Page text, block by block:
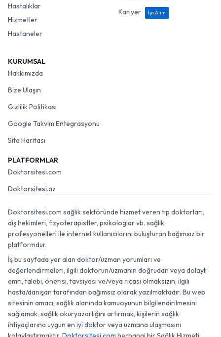
Hastalıklar
Hizmetler
Hastaneler
Kariyer
İşe Alım
KURUMSAL
Hakkımızda
Bize Ulaşın
Gizlilik Politikası
Google Takvim Entegrasyonu
Site Haritası
PLATFORMLAR
Doktorsitesi.com
Doktorsitesi.az
Doktorsitesi.com sağlık sektöründe hizmet veren tıp doktorları,
diş hekimleri, fizyoterapistler, psikologlar vb. sağlık
profesyonelleri ile internet kullanıcılarını buluşturan bağımsız bir
platformdur.
İş bu sayfada yer alan doktor/uzman yorumları ve
değerlendirmeleri, ilgili doktorun/uzmanın doğrudan veya dolaylı
emri, talebi, önerisi, tavsiyesi ve/veya ricası olmaksızın, ilgili
hasta/danışan tarafından bağımsız olarak yazılmaktadır. Bu web
sitesinin amacı, sağlık alanında kamuoyunun bilgilendirilmesini
sağlamak, sağlık okuryazarlığını artırmak, kişilerin sağlık
ihtiyaçlarına uygun en iyi doktor veya uzmana ulaşmasını